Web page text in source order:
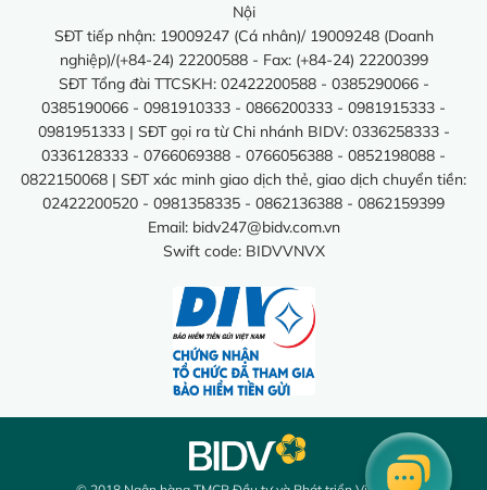
Nội
SĐT tiếp nhận: 19009247 (Cá nhân)/ 19009248 (Doanh
nghiệp)/(+84-24) 22200588 - Fax: (+84-24) 22200399
SĐT Tổng đài TTCSKH: 02422200588 - 0385290066 -
0385190066 - 0981910333 - 0866200333 - 0981915333 -
0981951333 | SĐT gọi ra từ Chi nhánh BIDV: 0336258333 -
0336128333 - 0766069388 - 0766056388 - 0852198088 -
0822150068 | SĐT xác minh giao dịch thẻ, giao dịch chuyển tiền:
02422200520 - 0981358335 - 0862136388 - 0862159399
Email: bidv247@bidv.com.vn
Swift code: BIDVVNVX